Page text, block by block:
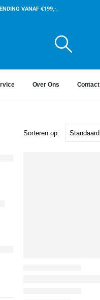
VANAF €199,-.
Over Ons Contact
Sorteren op: